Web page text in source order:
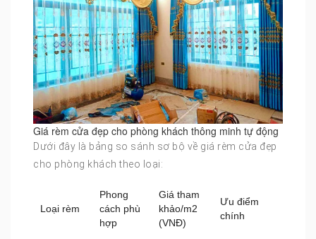
Giá rèm cửa đẹp cho phòng khách thông minh tự động
Dưới đây là bảng so sánh sơ bộ về giá rèm cửa đẹp
cho phòng khách theo loại:
Loại rèm
Phong
cách phù
hợp
Giá tham
khảo/m2
(VNĐ)
Ưu điểm
chính